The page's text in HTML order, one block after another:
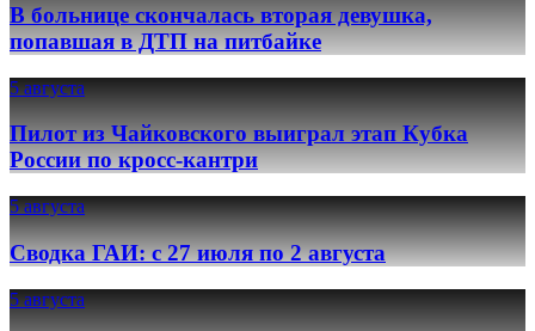
В больнице скончалась вторая девушка,
попавшая в ДТП на питбайке
5 августа
Пилот из Чайковского выиграл этап Кубка
России по кросс-кантри
5 августа
Сводка ГАИ: с 27 июля по 2 августа
5 августа